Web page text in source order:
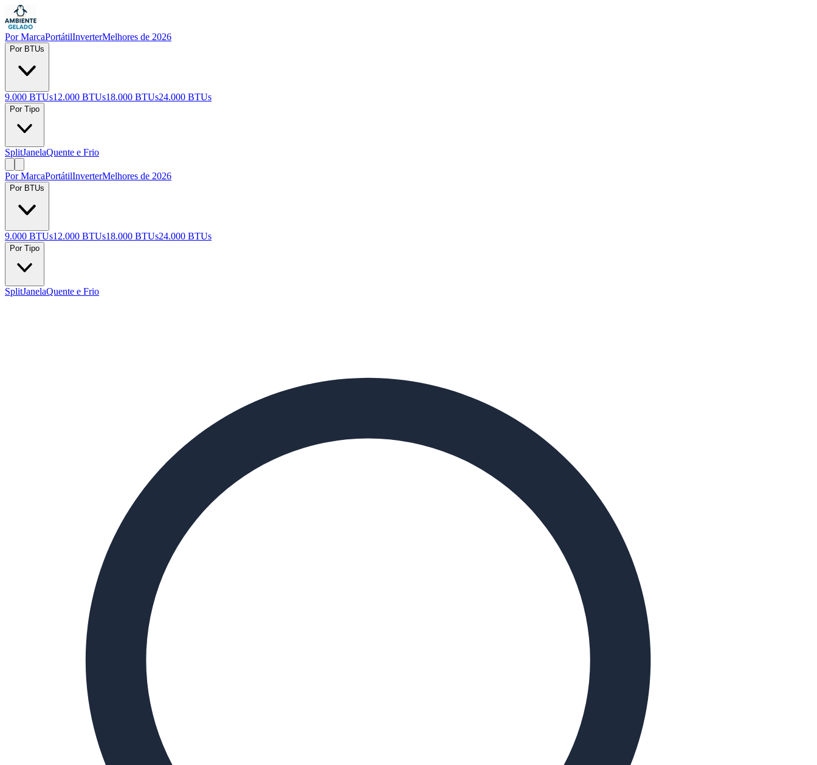
Por MarcaPortátilInverterMelhores de 2026
Por BTUs
9.000 BTUs12.000 BTUs18.000 BTUs24.000 BTUs
Por Tipo
SplitJanelaQuente e Frio
Por MarcaPortátilInverterMelhores de 2026
Por BTUs
9.000 BTUs12.000 BTUs18.000 BTUs24.000 BTUs
Por Tipo
SplitJanelaQuente e Frio